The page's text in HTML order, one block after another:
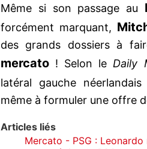
Même si son passage au
forcément marquant,
des grands dossiers à
mercato ! Selon leDaily
latéral gauche
même à formuler une offre
Articles liés
Mercato - PSG :